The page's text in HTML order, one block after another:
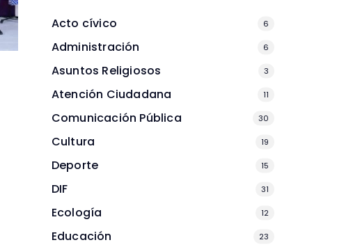
Acto cívico 6
Administración 6
Asuntos Religiosos 3
Atención Ciudadana 11
Comunicación Pública 30
Cultura 19
Deporte 15
DIF 31
Ecología 12
Educación 23